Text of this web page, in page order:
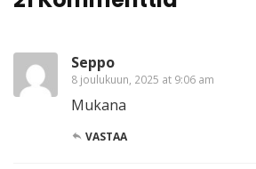
Seppo
8 joulukuun, 2025 at 9:06 am
Mukana
VASTAA